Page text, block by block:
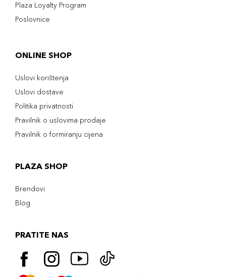
Plaza Loyalty Program
Poslovnice
ONLINE SHOP
Uslovi korištenja
Uslovi dostave
Politika privatnosti
Pravilnik o uslovima prodaje
Pravilnik o formiranju cijena
PLAZA SHOP
Brendovi
Blog
PRATITE NAS